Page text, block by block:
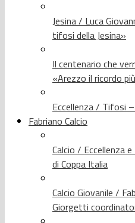
Jesina / Luca
tifosi della Jesina»
Il centenario che
«Arezzo il ricordo
Eccellenza / Tifosi
Fabriano Calcio
Calcio / Eccellenza
di Coppa Italia
Calcio Giovanile /
Giorgetti